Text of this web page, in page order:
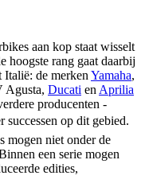
aan kop staat wisselt
hoogste rang gaat daarbij
Italië: de merkenYamaha,
Agusta, Ducati enAprilia
producenten -
successen op dit gebied.
mogen niet onder de
een serie mogen
edities,